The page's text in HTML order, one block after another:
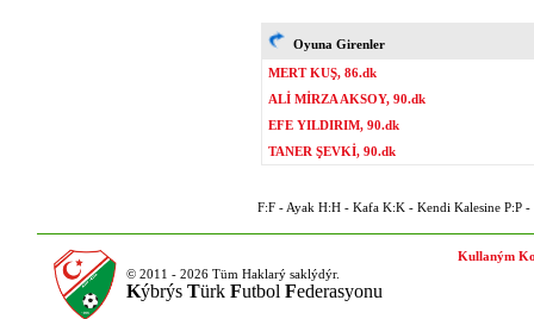
Oyuna Girenler
MERT KUŞ, 86.dk
ALİ MİRZA AKSOY, 90.dk
EFE YILDIRIM, 90.dk
TANER ŞEVKİ, 90.dk
F:F - Ayak H:H - Kafa K:K - Kendi Kalesine P:P -
© 2011 - 2026 Tüm Haklarý saklýdýr.
Kýbrýs Türk Futbol Federasyonu
Kullaným